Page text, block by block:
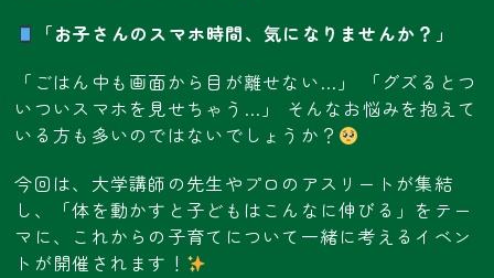
「お子さんのスマホ時間、気になりませんか？」
「ごはん中も画面から目が離せない…」 「グズるとつ
いついスマホを見せちゃう…」 そんなお悩みを抱えて
いる方も多いのではないでしょうか？
今回は、大学講師の先生やプロのアスリートが集結
し、「体を動かすと子どもはこんなに伸びる」をテー
マに、これからの子育てについて一緒に考えるイベン
トが開催されます！